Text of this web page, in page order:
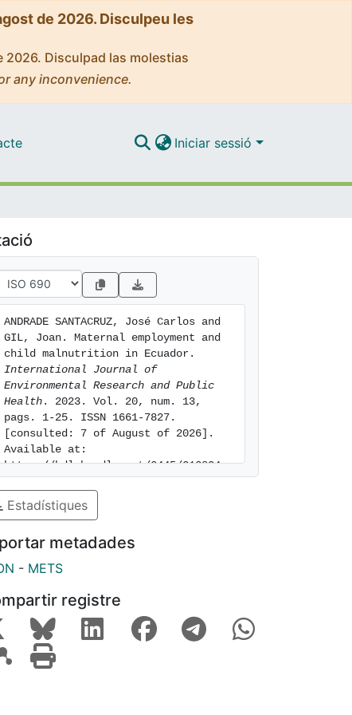
de 2026. Disculpeu les
2026. Disculpad las molestias
any inconvenience.
Iniciar sessió
ANDRADE SANTACRUZ, José Carlos and
GIL, Joan. Maternal employment and
International Journal of
Environmental Research and Public
Health . 2023. Vol. 20, num. 13,
pags. 1-25. ISSN 1661-7827.
[consulted: 7 of August of 2026].
Available at:
https://hdl.handle.net/2445/212804
Estadístiques
metadades
- METS
registre